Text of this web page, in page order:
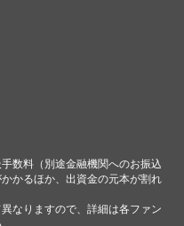
数料（別途金融機関へのお振込
かるほか、出資金の元本が割れ
なりますので、詳細は各ファン